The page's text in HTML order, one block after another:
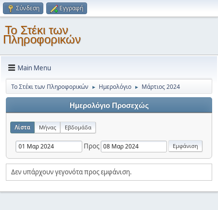
Σύνδεση Εγγραφή
Το Στέκι των
Πληροφορικών
Main Menu
Το Στέκι των Πληροφορικών ► Ημερολόγιο ► Μάρτιος 2024
Ημερολόγιο Προσεχώς
Λίστα Μήνας Εβδομάδα
Προς
Δεν υπάρχουν γεγονότα προς εμφάνιση.